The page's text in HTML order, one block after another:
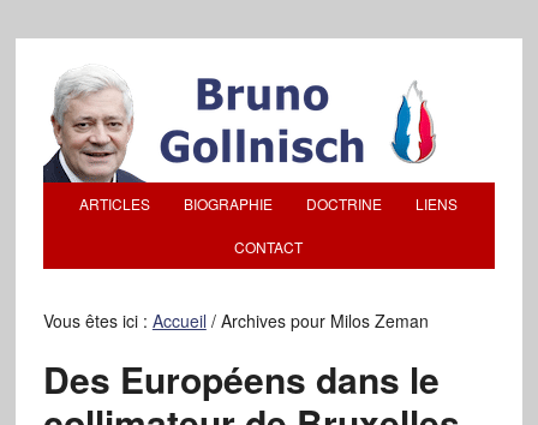
ARTICLES BIOGRAPHIE DOCTRINE LIENS
CONTACT
Vous êtes ici : Accueil /Archives pour Milos Zeman
Des Européens dans le